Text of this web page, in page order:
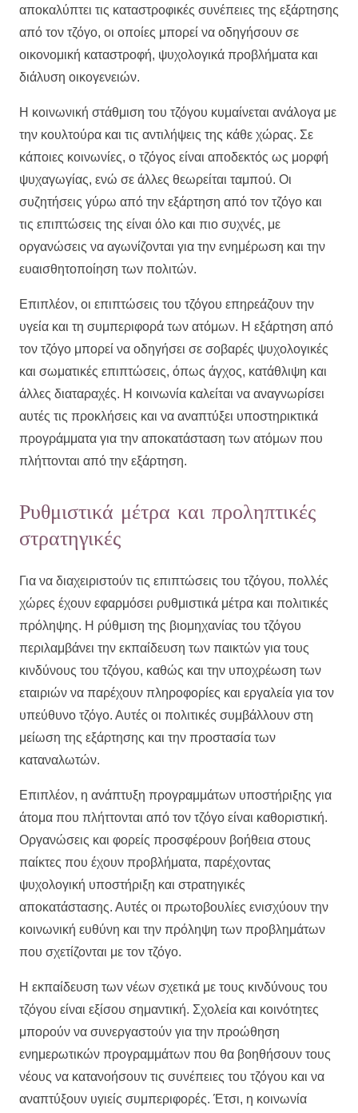
αποκαλύπτει τις καταστροφικές συνέπειες της εξάρτησης
από τον τζόγο, οι οποίες μπορεί να οδηγήσουν σε
οικονομική καταστροφή, ψυχολογικά προβλήματα και
διάλυση οικογενειών.
Η κοινωνική στάθμιση του τζόγου κυμαίνεται ανάλογα με
την κουλτούρα και τις αντιλήψεις της κάθε χώρας. Σε
κάποιες κοινωνίες, ο τζόγος είναι αποδεκτός ως μορφή
ψυχαγωγίας, ενώ σε άλλες θεωρείται ταμπού. Οι
συζητήσεις γύρω από την εξάρτηση από τον τζόγο και
τις επιπτώσεις της είναι όλο και πιο συχνές, με
οργανώσεις να αγωνίζονται για την ενημέρωση και την
ευαισθητοποίηση των πολιτών.
Επιπλέον, οι επιπτώσεις του τζόγου επηρεάζουν την
υγεία και τη συμπεριφορά των ατόμων. Η εξάρτηση από
τον τζόγο μπορεί να οδηγήσει σε σοβαρές ψυχολογικές
και σωματικές επιπτώσεις, όπως άγχος, κατάθλιψη και
άλλες διαταραχές. Η κοινωνία καλείται να αναγνωρίσει
αυτές τις προκλήσεις και να αναπτύξει υποστηρικτικά
προγράμματα για την αποκατάσταση των ατόμων που
πλήττονται από την εξάρτηση.
Ρυθμιστικά μέτρα και προληπτικές
στρατηγικές
Για να διαχειριστούν τις επιπτώσεις του τζόγου, πολλές
χώρες έχουν εφαρμόσει ρυθμιστικά μέτρα και πολιτικές
πρόληψης. Η ρύθμιση της βιομηχανίας του τζόγου
περιλαμβάνει την εκπαίδευση των παικτών για τους
κινδύνους του τζόγου, καθώς και την υποχρέωση των
εταιριών να παρέχουν πληροφορίες και εργαλεία για τον
υπεύθυνο τζόγο. Αυτές οι πολιτικές συμβάλλουν στη
μείωση της εξάρτησης και την προστασία των
καταναλωτών.
Επιπλέον, η ανάπτυξη προγραμμάτων υποστήριξης για
άτομα που πλήττονται από τον τζόγο είναι καθοριστική.
Οργανώσεις και φορείς προσφέρουν βοήθεια στους
παίκτες που έχουν προβλήματα, παρέχοντας
ψυχολογική υποστήριξη και στρατηγικές
αποκατάστασης. Αυτές οι πρωτοβουλίες ενισχύουν την
κοινωνική ευθύνη και την πρόληψη των προβλημάτων
που σχετίζονται με τον τζόγο.
Η εκπαίδευση των νέων σχετικά με τους κινδύνους του
τζόγου είναι εξίσου σημαντική. Σχολεία και κοινότητες
μπορούν να συνεργαστούν για την προώθηση
ενημερωτικών προγραμμάτων που θα βοηθήσουν τους
νέους να κατανοήσουν τις συνέπειες του τζόγου και να
αναπτύξουν υγιείς συμπεριφορές. Έτσι, η κοινωνία